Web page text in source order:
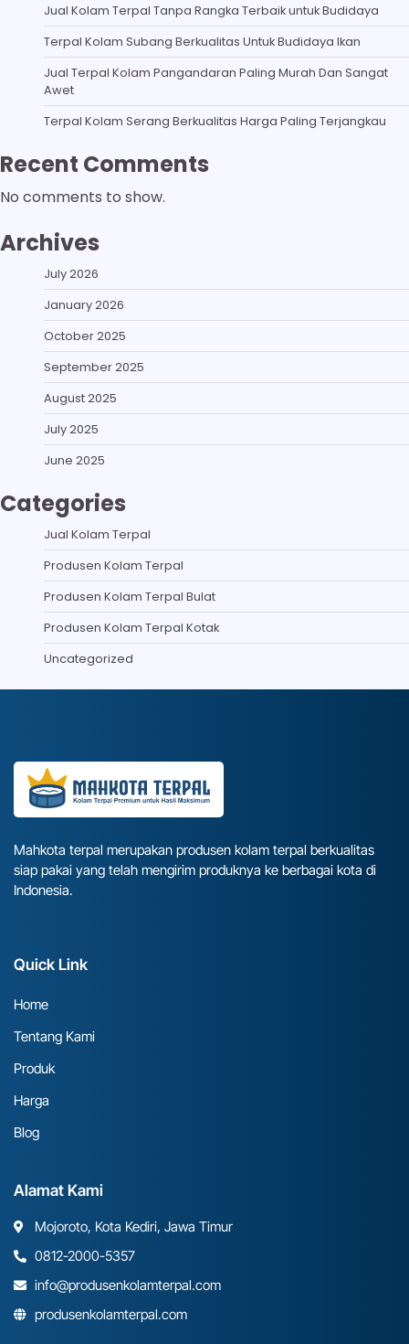
Jual Kolam Terpal Tanpa Rangka Terbaik untuk Budidaya
Terpal Kolam Subang Berkualitas Untuk Budidaya Ikan
Jual Terpal Kolam Pangandaran Paling Murah Dan Sangat
Awet
Terpal Kolam Serang Berkualitas Harga Paling Terjangkau
Recent Comments
No comments to show.
Archives
July 2026
January 2026
October 2025
September 2025
August 2025
July 2025
June 2025
Categories
Jual Kolam Terpal
Produsen Kolam Terpal
Produsen Kolam Terpal Bulat
Produsen Kolam Terpal Kotak
Uncategorized
Mahkota terpal merupakan produsen kolam terpal berkualitas
siap pakai yang telah mengirim produknya ke berbagai kota di
Indonesia.
Quick Link
Home
Tentang Kami
Produk
Harga
Blog
Alamat Kami
Mojoroto, Kota Kediri, Jawa Timur
0812-2000-5357
info@produsenkolamterpal.com
produsenkolamterpal.com